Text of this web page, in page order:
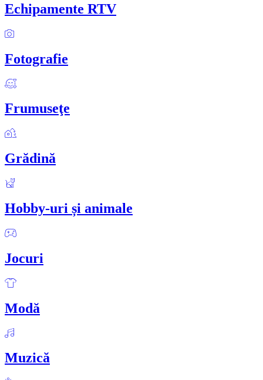
Echipamente RTV
Fotografie
Frumuseţe
Grădină
Hobby-uri și animale
Jocuri
Modă
Muzică